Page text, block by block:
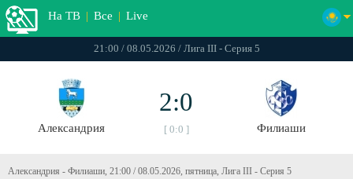
На ТВ | Все | Live
21:00 / 08.05.2026 / Лига III - Серия 5
Александрия
2:0
[ 0:0 ] Филиаши
Александрия - Филиаши, 21:00 / 08.05.2026, пятница, Лига III - Серия 5